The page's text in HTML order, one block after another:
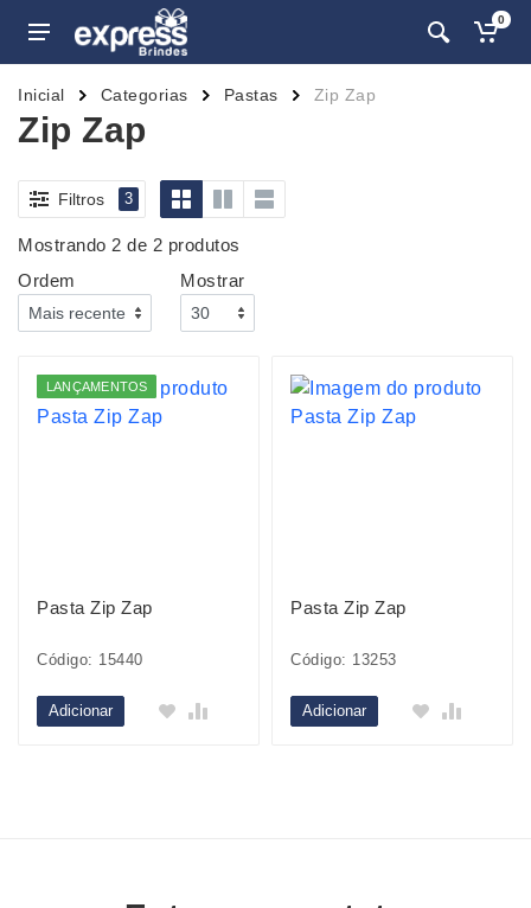
0
Inicial Categorias Pastas Zip Zap
Zip Zap
Filtros 3
Mostrando 2 de 2 produtos
Ordem
Mostrar
LANÇAMENTOS
Pasta Zip Zap
Código: 15440
Adicionar
Pasta Zip Zap
Código: 13253
Adicionar